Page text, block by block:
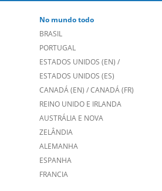
PORTUGAL
ESTADOS UNIDOS (EN)
ESTADOS UNIDOS (ES)
CANADÁ (EN)/CANADÁ (FR)
REINO UNIDO E IRLANDA
AUSTRÁLIA E NOVA
ZELÂNDIA
ALEMANHA
ESPANHA
FRANCIA